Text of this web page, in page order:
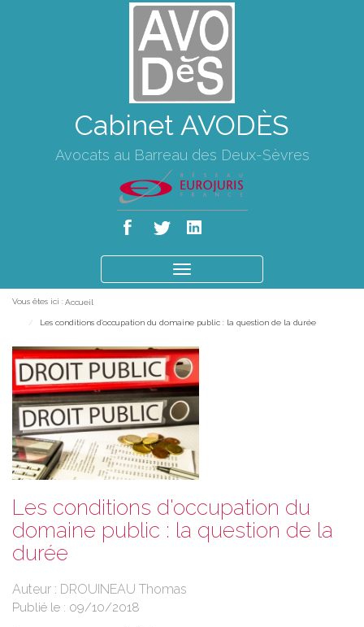
Cabinet AVODÈS
Avocats au Barreau des Deux-Sèvres
le
Vous êtes ici : Accueil
Les conditions d'occupation du domaine public : la question de la durée
Les conditions d'occupation du
domaine public : la question de la
durée
Auteur : DROUINEAU Thomas
Publié le : 09/10/2018